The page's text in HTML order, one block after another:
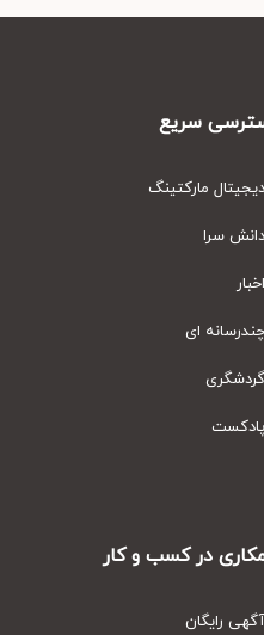
سریع
مارکتینگ
سرا
ای
در کسب و کار
رایگان